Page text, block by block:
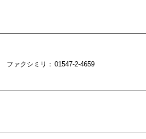
ファクシミリ 01547-2-4659